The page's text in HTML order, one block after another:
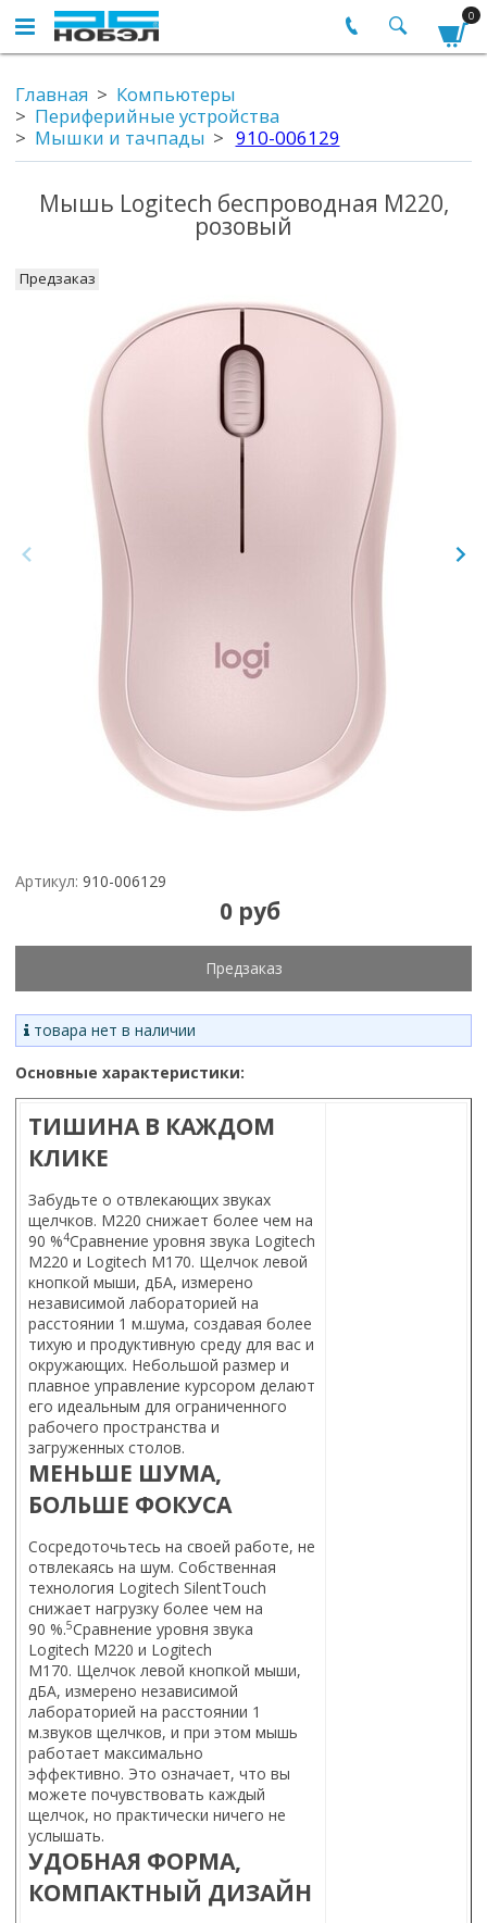
0
Главная
Компьютеры
Периферийные устройства
Мышки и тачпады
910-006129
Мышь Logitech беспроводная M220,
розовый
Предзаказ
Артикул: 910-006129
0 руб
Предзаказ
товара нет в наличии
Основные характеристики:
ТИШИНА В КАЖДОМ
КЛИКЕ
Забудьте о отвлекающих звуках
щелчков. M220 снижает более чем на
90 %4Сравнение уровня звука Logitech
M220 и Logitech M170. Щелчок левой
кнопкой мыши, дБА, измерено
независимой лабораторией на
расстоянии 1 м.шума, создавая более
тихую и продуктивную среду для вас и
окружающих. Небольшой размер и
плавное управление курсором делают
его идеальным для ограниченного
рабочего пространства и
загруженных столов.
МЕНЬШЕ ШУМА,
БОЛЬШЕ ФОКУСА
Сосредоточьтесь на своей работе, не
отвлекаясь на шум. Собственная
технология Logitech SilentTouch
снижает нагрузку более чем на
90 %.5Сравнение уровня звука
Logitech M220 и Logitech
M170. Щелчок левой кнопкой мыши,
дБА, измерено независимой
лабораторией на расстоянии 1
м.звуков щелчков, и при этом мышь
работает максимально
эффективно. Это означает, что вы
можете почувствовать каждый
щелчок, но практически ничего не
услышать.
УДОБНАЯ ФОРМА,
КОМПАКТНЫЙ ДИЗАЙН